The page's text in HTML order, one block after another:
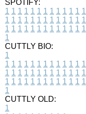
SPOTIFY:
1 1 1 1 1 1 1 1 1 1 1 1 1
1 1 1 1 1 1 1 1 1 1 1 1 1
1 1 1 1 1 1 1 1 1 1 1 1 1
1
CUTTLY BIO:
1
1 1 1 1 1 1 1 1 1 1 1 1 1
1 1 1 1 1 1 1 1 1 1 1 1 1
1 1 1 1 1 1 1 1 1 1 1 1 1
1
CUTTLY OLD:
1